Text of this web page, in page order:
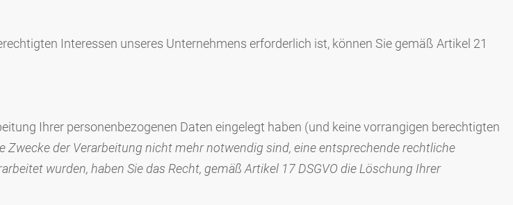
Interessen unseres Unternehmens erforderlich ist, können Sie gemäß Artikel 21
Ihrer personenbezogenen Daten eingelegt haben (und keine vorrangigen berechtigten
Zwecke der Verarbeitung nicht mehr notwendig sind, eine entsprechende rechtliche
wurden, haben Sie das Recht, gemäß Artikel 17 DSGVO die Löschung Ihrer